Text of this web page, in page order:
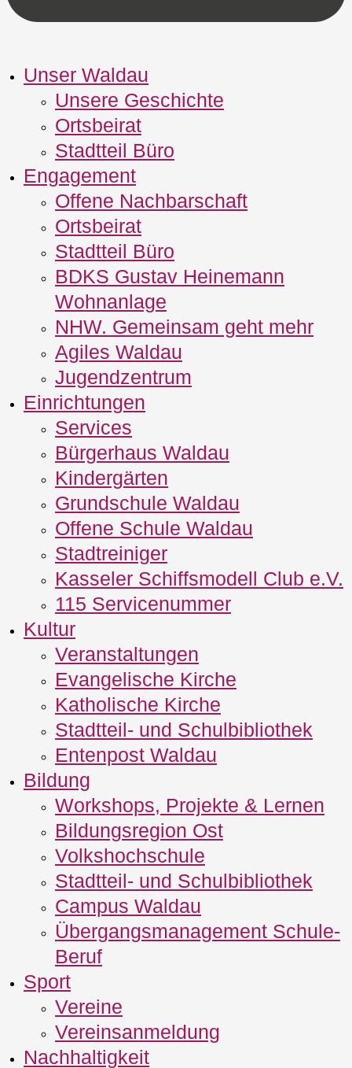
Unser Waldau
Unsere Geschichte
Ortsbeirat
Stadtteil Büro
Engagement
Offene Nachbarschaft
Ortsbeirat
Stadtteil Büro
BDKS Gustav Heinemann
Wohnanlage
NHW. Gemeinsam geht mehr
Agiles Waldau
Jugendzentrum
Einrichtungen
Services
Bürgerhaus Waldau
Kindergärten
Grundschule Waldau
Offene Schule Waldau
Stadtreiniger
Kasseler Schiffsmodell Club e.V.
115 Servicenummer
Kultur
Veranstaltungen
Evangelische Kirche
Katholische Kirche
Stadtteil- und Schulbibliothek
Entenpost Waldau
Bildung
Workshops, Projekte & Lernen
Bildungsregion Ost
Volkshochschule
Stadtteil- und Schulbibliothek
Campus Waldau
Übergangsmanagement Schule‐
Beruf
Sport
Vereine
Vereinsanmeldung
Nachhaltigkeit